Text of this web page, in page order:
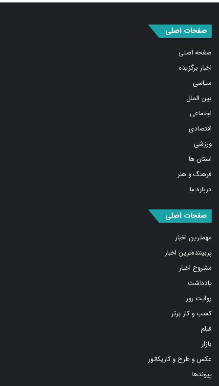
صفحه اصلی
اخبار برگزیده
سیاسی
بین الملل
اجتماعی
اقتصادی
ورزشی
استان ها
فرهنگ و هنر
درباره ما
مهمترین اخبار
پربیننده‌ترین اخبار
مشروح اخبار
یادداشت
روایت روز
کسب و کار برتر
فیلم
بازار
عکس و طرح و کاریکاتور
پیوندها